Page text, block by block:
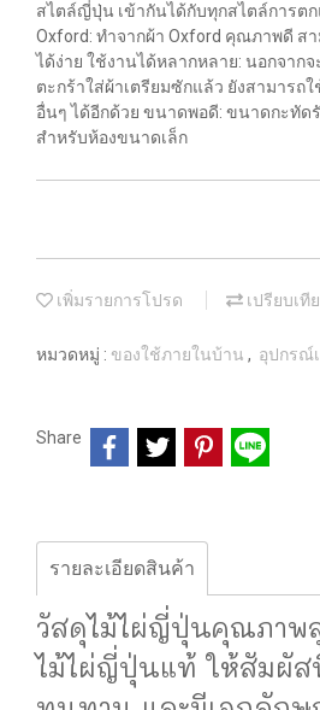
สไตล์ญี่ปุ่น เข้ากันได้กับทุกสไตล์การต
Oxford: ทำจากผ้า Oxford คุณภาพดี ส
ได้ง่าย ใช้งานได้หลากหลาย: นอกจาก
ตะกร้าใส่ผ้าเตรียมซักแล้ว ยังสามารถ
อื่นๆ ได้อีกด้วย ขนาดพอดี: ขนาดกะทัด
สำหรับห้องขนาดเล็ก
เพิ่มรายการโปรด เปรียบเที
หมวดหมู่ : ของใช้ภายในบ้าน , อุปกรณ์
Share
รายละเอียดสินค้า
วัสดุไม้ไผ่ญี่ปุ่นคุณภาพ
ไม้ไผ่ญี่ปุ่นแท้ ให้สัมผั